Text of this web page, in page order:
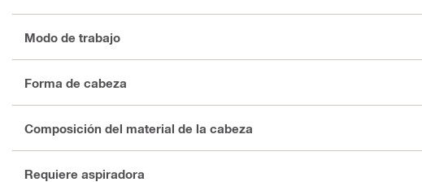
Modo de trabajo
Forma de cabeza
Composición del material de la cabeza
Requiere aspiradora